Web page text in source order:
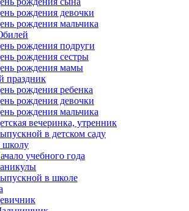
рождения девочки
рождения мальчика
рождения подруги
рождения сестры
рождения мамы
праздник
рождения ребенка
рождения девочки
рождения мальчика
вечеринка, утренник
в детском саду
учебного года
в школе